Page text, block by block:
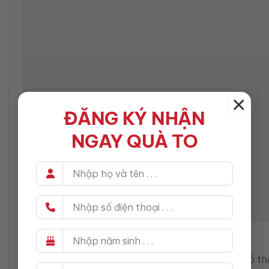
ĐĂNG KÝ NHẬN
NGAY QUÀ TO
×
Gợi ý chủ đề luyện nói trong 7 ngày
Để duy trì thói quen nói tiếng Anh mỗi ngày, bạn có